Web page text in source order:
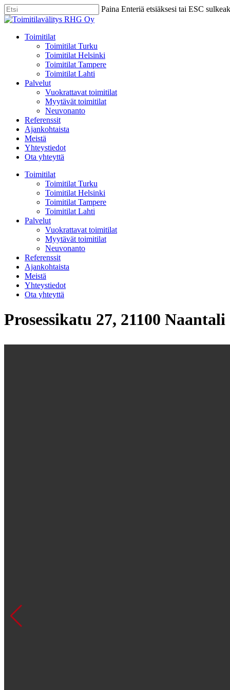
Skip
to
content
Paina Enteriä etsiäksesi tai ESC
Close
Menu
Toimitilat
Toimitilat Turku
Toimitilat Helsinki
Toimitilat Tampere
Toimitilat Lahti
Palvelut
Vuokrattavat toimitilat
Myytävät toimitilat
Neuvonanto
Referenssit
Ajankohtaista
Meistä
Yhteystiedot
Ota yhteyttä
Toimitilat
Toimitilat Turku
Toimitilat Helsinki
Toimitilat Tampere
Toimitilat Lahti
Palvelut
Vuokrattavat toimitilat
Myytävät toimitilat
Neuvonanto
Referenssit
Ajankohtaista
Meistä
Yhteystiedot
Ota yhteyttä
Prosessikatu 27, 21100 Naantali